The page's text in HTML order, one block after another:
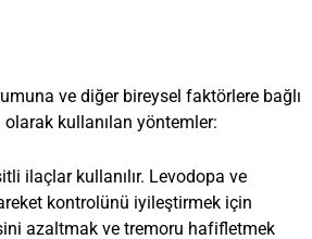
ve diğer bireysel faktörlere bağlı
kullanılan yöntemler:
ilaçlar kullanılır. Levodopa ve
kontrolünü iyileştirmek için
azaltmak ve tremoru hafifletmek